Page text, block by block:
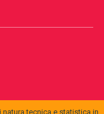
tecnica e statistica in